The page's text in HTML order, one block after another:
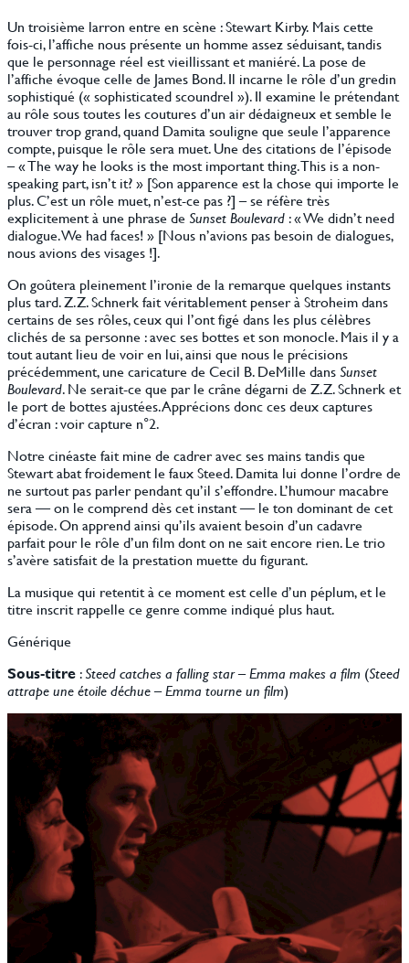
Un troisième larron entre en scène : Stewart Kirby. Mais cette
fois-ci, l’affiche nous présente un homme assez séduisant, tandis
que le personnage réel est vieillissant et maniéré. La pose de
l’affiche évoque celle de James Bond. Il incarne le rôle d’un gredin
sophistiqué (« sophisticated scoundrel »). Il examine le prétendant
au rôle sous toutes les coutures d’un air dédaigneux et semble le
trouver trop grand, quand Damita souligne que seule l’apparence
compte, puisque le rôle sera muet. Une des citations de l’épisode
– « The way he looks is the most important thing. This is a non-
speaking part, isn’t it? » [Son apparence est la chose qui importe le
plus. C’est un rôle muet, n’est-ce pas ?] – se réfère très
explicitement à une phrase de Sunset Boulevard: « We didn’t need
dialogue. We had faces! » [Nous n’avions pas besoin de dialogues,
nous avions des visages !].
On goûtera pleinement l’ironie de la remarque quelques instants
plus tard. Z.Z. Schnerk fait véritablement penser à Stroheim dans
certains de ses rôles, ceux qui l’ont figé dans les plus célèbres
clichés de sa personne : avec ses bottes et son monocle. Mais il y a
tout autant lieu de voir en lui, ainsi que nous le précisions
précédemment, une caricature de Cecil B. DeMille dans Sunset
Boulevard. Ne serait-ce que par le crâne dégarni de Z.Z. Schnerk et
le port de bottes ajustées. Apprécions donc ces deux captures
d’écran : voir capture n°2.
Notre cinéaste fait mine de cadrer avec ses mains tandis que
Stewart abat froidement le faux Steed. Damita lui donne l’ordre de
ne surtout pas parler pendant qu’il s’effondre. L’humour macabre
sera — on le comprend dès cet instant — le ton dominant de cet
épisode. On apprend ainsi qu’ils avaient besoin d’un cadavre
parfait pour le rôle d’un film dont on ne sait encore rien. Le trio
s’avère satisfait de la prestation muette du figurant.
La musique qui retentit à ce moment est celle d’un péplum, et le
titre inscrit rappelle ce genre comme indiqué plus haut.
Générique
Sous-titre:Steed catches a falling star – Emma makes a film (Steed
attrape une étoile déchue – Emma tourne un film)